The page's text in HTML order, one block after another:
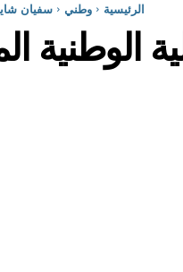
الرئيسية وطني سفيان